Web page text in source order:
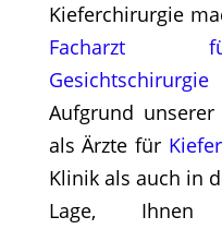
Kieferchirurgie
Facharzt
Aufgrund
als Ärzte für
Klinik als auch in
Lage, Ihnen